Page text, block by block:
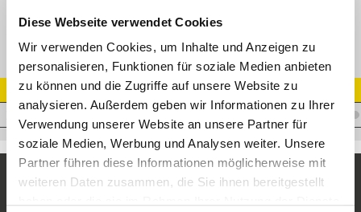
Diese Webseite verwendet Cookies
Wir verwenden Cookies, um Inhalte und Anzeigen zu
personalisieren, Funktionen für soziale Medien anbieten
zu können und die Zugriffe auf unsere Website zu
analysieren. Außerdem geben wir Informationen zu Ihrer
Verwendung unserer Website an unsere Partner für
soziale Medien, Werbung und Analysen weiter. Unsere
Partner führen diese Informationen möglicherweise mit
weiteren Daten zusammen, die Sie ihnen bereitgestellt
Artikel Nr.
V.XSLM12R1/2WD